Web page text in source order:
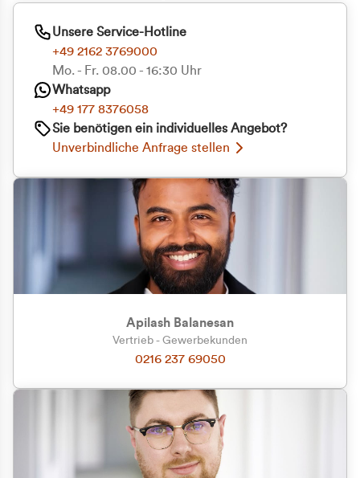
Zu welcher Kundengruppe
gehören Sie?
Privatkunde (inkl. MwSt.)
Geschäftskunde (exkl. MwSt.)
Unsere Service-Hotline
+49 2162 3769000
Mo. - Fr. 08.00 - 16:30 Uhr
Whatsapp
+49 177 8376058
Sie benötigen ein individuelles Angebot?
Unverbindliche Anfrage stellen
Apilash Balanesan
Vertrieb - Gewerbekunden
0216 237 69050